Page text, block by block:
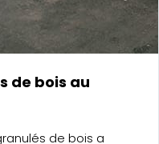
de bois au
de bois a